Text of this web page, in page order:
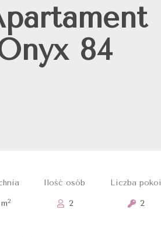
84
2
Ilość osób
2
Liczba pokoi
2